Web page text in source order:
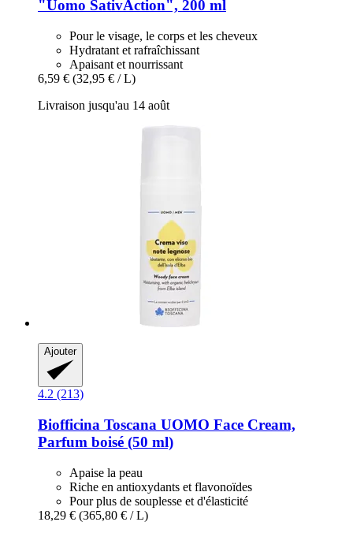
"Uomo SativAction", 200 ml
Pour le visage, le corps et les cheveux
Hydratant et rafraîchissant
Apaisant et nourrissant
6,59 € (32,95 € / L)
Livraison jusqu'au 14 août
Ajouter
4.2 (213)
Biofficina Toscana UOMO Face Cream,
Parfum boisé (50 ml)
Apaise la peau
Riche en antioxydants et flavonoïdes
Pour plus de souplesse et d'élasticité
18,29 € (365,80 € / L)